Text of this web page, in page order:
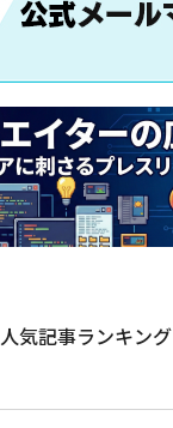
人気記事ランキング